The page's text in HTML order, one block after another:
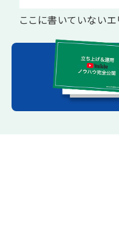
ここに書いていない